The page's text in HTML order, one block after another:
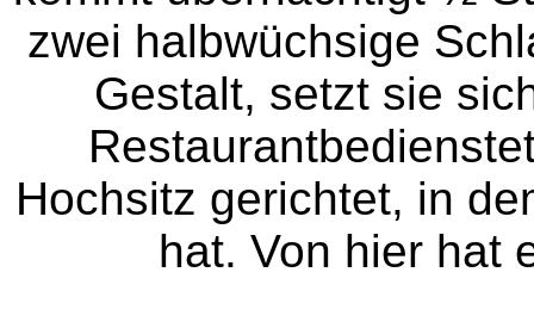
zwei halbwüchsige
Gestalt, setzt sie
Hochsitz gerichtet, in
hat. Von hier hat